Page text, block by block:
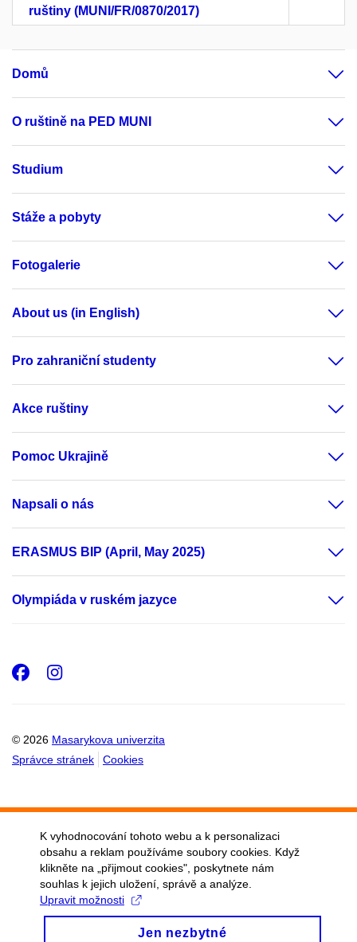
ruštiny (MUNI/FR/0870/2017)
Domů
O ruštině na PED MUNI
Studium
Stáže a pobyty
Fotogalerie
About us (in English)
Pro zahraniční studenty
Akce ruštiny
Pomoc Ukrajině
Napsali o nás
ERASMUS BIP (April, May 2025)
Olympiáda v ruském jazyce
© 2026 Masarykova univerzita
Správce stránek
Cookies
Facebook
Instagram
K vyhodnocování tohoto webu a k personalizaci
obsahu a reklam používáme soubory cookies. Když
klikněte na „přijmout cookies", poskytnete nám
souhlas k jejich uložení, správě a analýze.
Upravit možnosti
Jen nezbytné